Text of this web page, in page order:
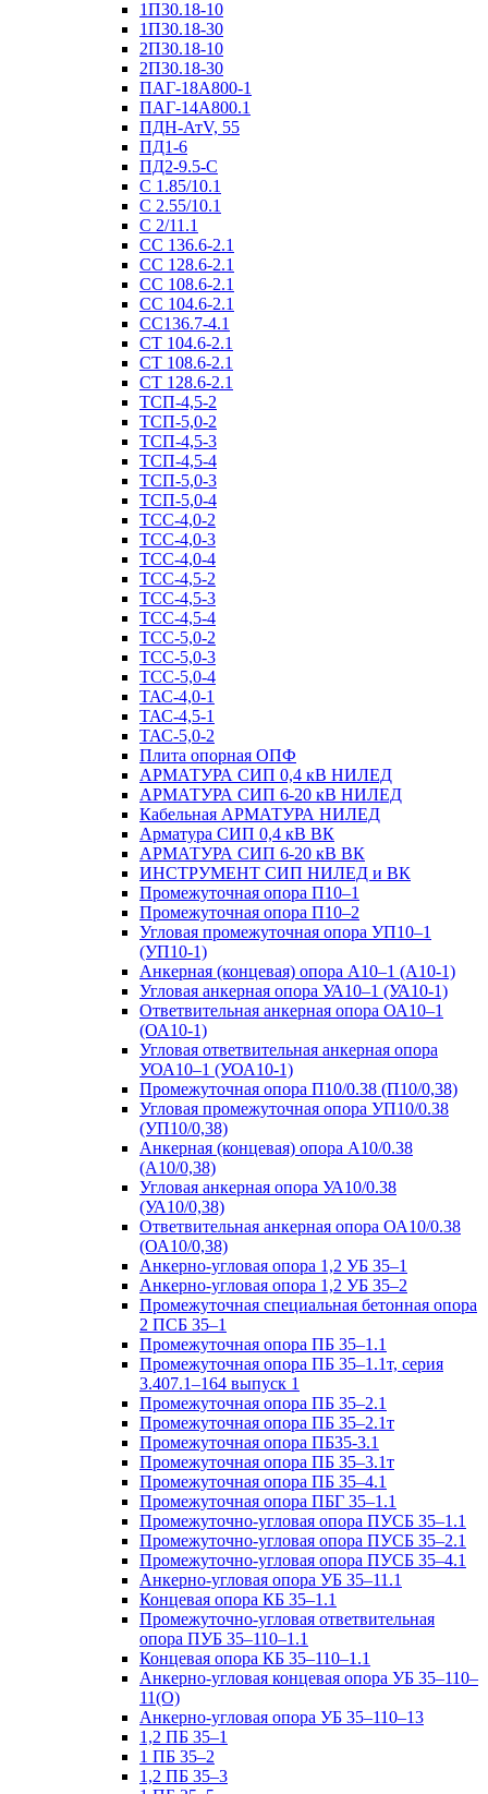
1П30.18-10
1П30.18-30
2П30.18-10
2П30.18-30
ПАГ-18А800-1
ПАГ-14А800.1
ПДН-АтV, 55
ПД1-6
ПД2-9.5-С
С 1.85/10.1
С 2.55/10.1
С 2/11.1
СС 136.6-2.1
СС 128.6-2.1
СС 108.6-2.1
СС 104.6-2.1
СС136.7-4.1
СТ 104.6-2.1
СТ 108.6-2.1
СТ 128.6-2.1
ТСП-4,5-2
ТСП-5,0-2
ТСП-4,5-3
ТСП-4,5-4
ТСП-5,0-3
ТСП-5,0-4
ТСС-4,0-2
ТСС-4,0-3
ТСС-4,0-4
ТСС-4,5-2
ТСС-4,5-3
ТСС-4,5-4
ТСС-5,0-2
ТСС-5,0-3
ТСС-5,0-4
ТАС-4,0-1
ТАС-4,5-1
ТАС-5,0-2
Плита опорная ОПФ
АРМАТУРА СИП 0,4 кВ НИЛЕД
АРМАТУРА СИП 6-20 кВ НИЛЕД
Кабельная АРМАТУРА НИЛЕД
Арматура СИП 0,4 кВ ВК
АРМАТУРА СИП 6-20 кВ ВК
ИНСТРУМЕНТ СИП НИЛЕД и ВК
Промежуточная опора П10–1
Промежуточная опора П10–2
Угловая промежуточная опора УП10–1
(УП10-1)
Анкерная (концевая) опора А10–1 (А10-1)
Угловая анкерная опора УА10–1 (УА10-1)
Ответвительная анкерная опора ОА10–1
(ОА10-1)
Угловая ответвительная анкерная опора
УОА10–1 (УОА10-1)
Промежуточная опора П10/0.38 (П10/0,38)
Угловая промежуточная опора УП10/0.38
(УП10/0,38)
Анкерная (концевая) опора А10/0.38
(А10/0,38)
Угловая анкерная опора УА10/0.38
(УА10/0,38)
Ответвительная анкерная опора ОА10/0.38
(ОА10/0,38)
Анкерно-угловая опора 1,2 УБ 35–1
Анкерно-угловая опора 1,2 УБ 35–2
Промежуточная специальная бетонная опора
2 ПСБ 35–1
Промежуточная опора ПБ 35–1.1
Промежуточная опора ПБ 35–1.1т, серия
3.407.1–164 выпуск 1
Промежуточная опора ПБ 35–2.1
Промежуточная опора ПБ 35–2.1т
Промежуточная опора ПБ35-3.1
Промежуточная опора ПБ 35–3.1т
Промежуточная опора ПБ 35–4.1
Промежуточная опора ПБГ 35–1.1
Промежуточно-угловая опора ПУСБ 35–1.1
Промежуточно-угловая опора ПУСБ 35–2.1
Промежуточно-угловая опора ПУСБ 35–4.1
Анкерно-угловая опора УБ 35–11.1
Концевая опора КБ 35–1.1
Промежуточно-угловая ответвительная
опора ПУБ 35–110–1.1
Концевая опора КБ 35–110–1.1
Анкерно-угловая концевая опора УБ 35–110–
11(О)
Анкерно-угловая опора УБ 35–110–13
1,2 ПБ 35–1
1 ПБ 35–2
1,2 ПБ 35–3